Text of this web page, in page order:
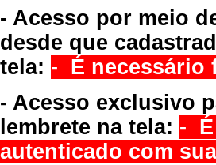
- Acesso por meio
desde que
tela: - É necessário
- Acesso exclusivo
lembrete na tela: - É
autenticado com